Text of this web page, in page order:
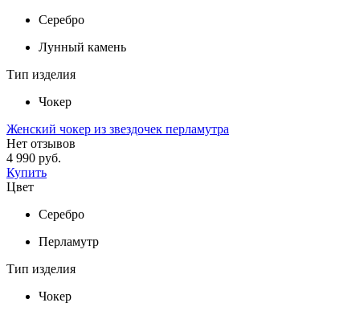
Серебро
Лунный камень
Тип изделия
Чокер
Женский чокер из звездочек перламутра
Нет отзывов
4 990 руб.
Купить
Цвет
Серебро
Перламутр
Тип изделия
Чокер